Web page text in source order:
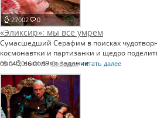
27002 0
«Эликсир»: мы все умрем
Сумасшедший Серафим в поисках
космонавтки и партизанки и щедро
погиб, выполняя задание.
05.04.2016 21:37События читать далее